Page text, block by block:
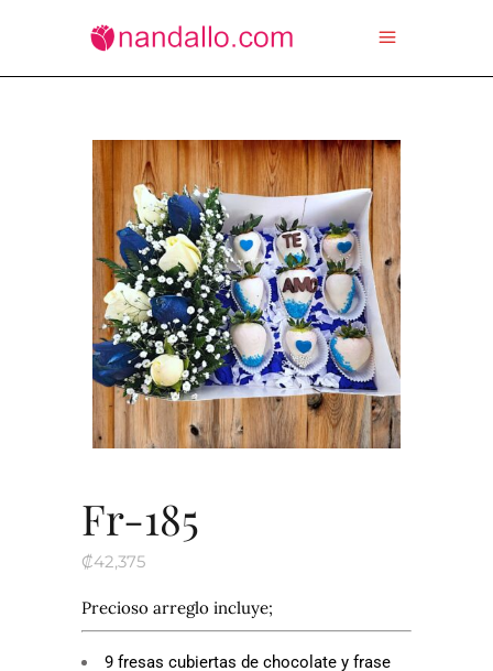
Fr-185
₡42,375
Precioso arreglo incluye;
9 fresas cubiertas de chocolate y frase